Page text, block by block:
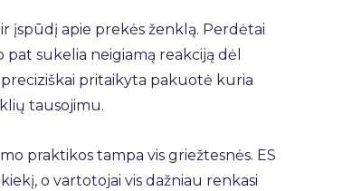
įspūdį apie prekės ženklą. Perdėtai
sukelia neigiamą reakciją dėl
pritaikyta pakuotė kuria
tausojimu.
praktikos tampa vis griežtesnės. ES
o vartotojai vis dažniau renkasi